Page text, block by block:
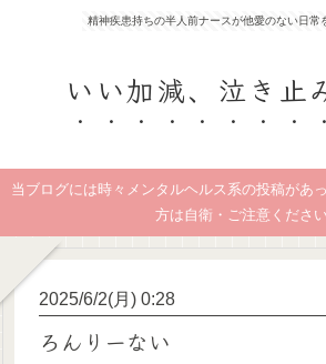
精神疾患持ちの半人前ナースが他愛のない日常
いい加減、泣き止
当ブログには時々メンタルヘルス系の投稿があ
方は自衛・ご注意ください
2025/6/2(月) 0:28
ろんりーない